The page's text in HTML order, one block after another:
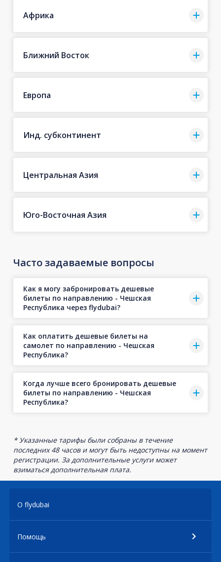
Африка
Ближний Восток
Европа
Инд. субконтинент
Центральная Азия
Юго-Восточная Азия
Часто задаваемые вопросы
Как я могу забронировать дешевые
билеты по направлению - Чешская
Республика через flydubai?
Как оплатить дешевые билеты на
самолет по направлению - Чешская
Республика?
Когда лучше всего бронировать дешевые
билеты по направлению - Чешская
Республика?
* Указанные тарифы были собраны в течение
последних 48 часов и могут быть недоступны на момент
регистрации. За дополнительные услуги может
взиматься дополнительная плата.
О flydubai
Помощь